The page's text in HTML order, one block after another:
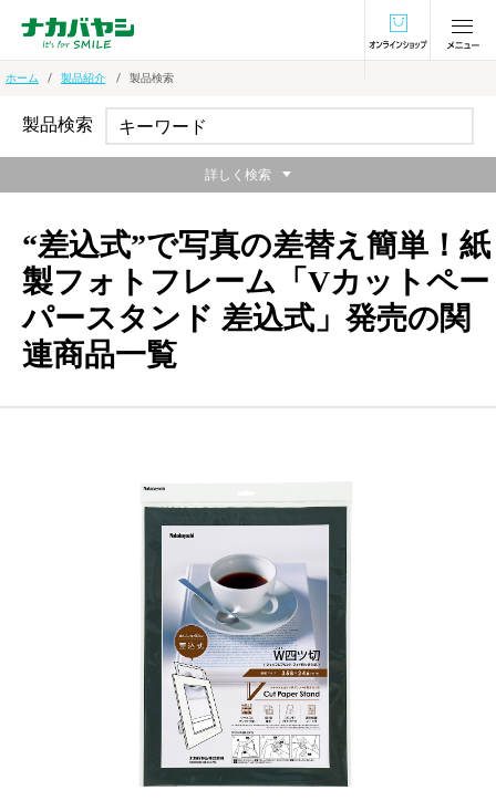
オンラインショ
ホーム 製品紹介 製品検索
“差込式”で写真の差替え簡単！紙
製フォトフレーム「Vカットペー
パースタンド 差込式」発売の関
連商品一覧
製品検索
詳しく検索